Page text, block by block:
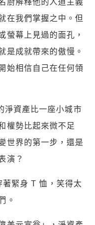
在我們掌握之中。但
螢幕上見過的面孔，
是成就帶來的傲慢。
始相信自己在任何領
淨資產比一座小城市
權勢比起來微不足
世界的第一步，還是
演？
緊身 T 恤，笑得太
。